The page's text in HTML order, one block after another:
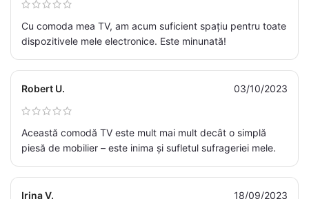
Cu comoda mea TV, am acum suficient spațiu pentru toate
dispozitivele mele electronice. Este minunată!
Robert U. 03/10/2023
Această comodă TV este mult mai mult decât o simplă
piesă de mobilier – este inima și sufletul sufrageriei mele.
Irina V. 18/09/2023